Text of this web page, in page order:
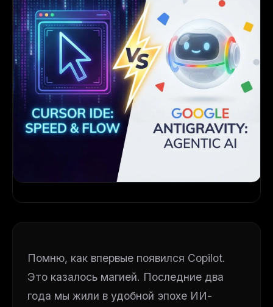
Помню, как впервые появился Copilot.
Это казалось магией. Последние два
года мы жили в удобной эпохе ИИ-